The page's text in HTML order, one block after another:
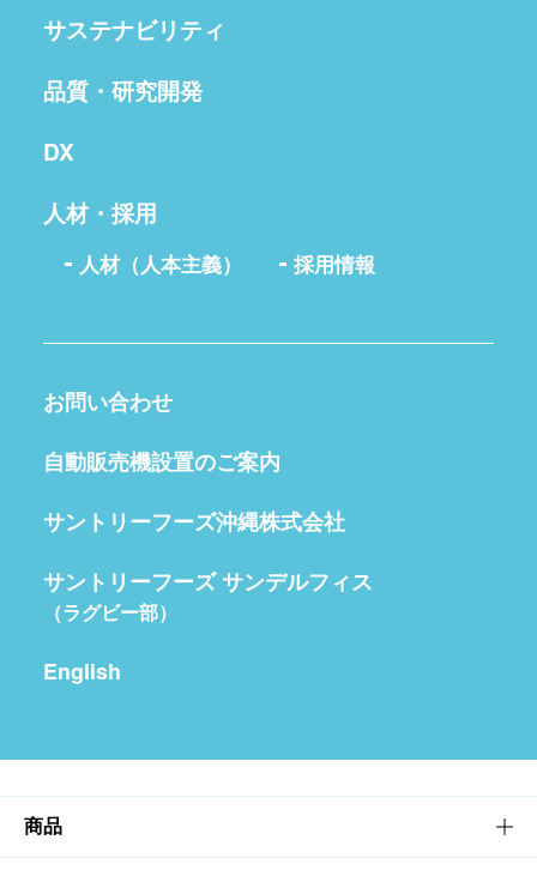
サステナビリティ
品質・研究開発
DX
人材・採用
人材（人本主義） 採用情報
お問い合わせ
自動販売機設置のご案内
サントリーフーズ沖縄株式会社
サントリーフーズ サンデルフィス
（ラグビー部）
English
商品